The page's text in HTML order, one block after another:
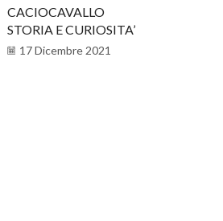
CACIOCAVALLO
STORIA E CURIOSITA’
17 Dicembre 2021